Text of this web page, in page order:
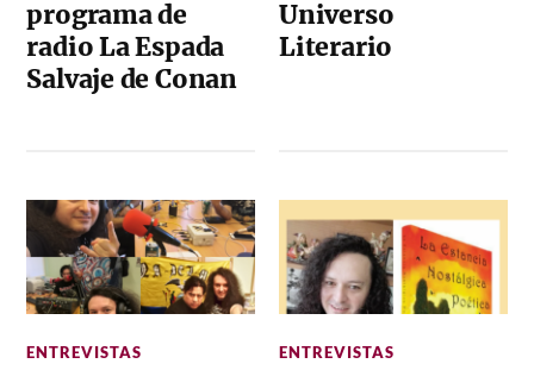
programa de
radio La Espada
Salvaje de Conan
Universo
Literario
ENTREVISTAS ENTREVISTAS